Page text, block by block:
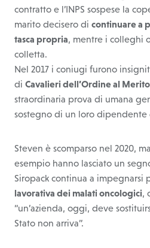
contratto e l’INPS sospese la
marito decisero di continuare a
tasca propria, mentre i colleghi
colletta.
Nel 2017 i coniugi furono
di Cavalieri dell’Ordine al
straordinaria prova di umana
sostegno di un loro dipendente
Steven è scomparso nel 2020,
esempio hanno lasciato un
Siropack continua a impegnarsi
lavorativa dei malati oncologici,
“un’azienda, oggi, deve
Stato non arriva”.